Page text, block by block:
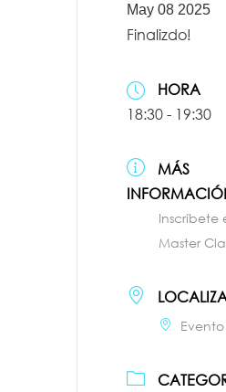
May 08 2025
Finalizdo!
HORA
18:30 - 19:30
MÁS
Inscríbete
Master